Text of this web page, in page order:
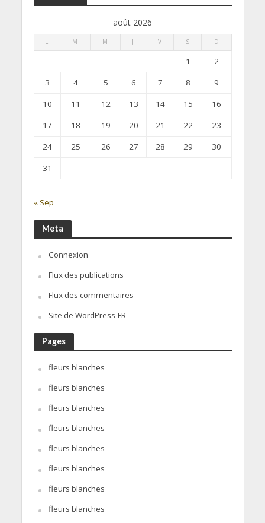
août 2026
L M M J V S D
1
2
3
4 5 6 7 8
9
10
11 12 13 14 15
16
17
18 19 20 21 22
23
24
25 26 27 28 29
30
31
« Sep
Meta
Connexion
Flux des publications
Flux des commentaires
Site de WordPress-FR
Pages
fleurs blanches
fleurs blanches
fleurs blanches
fleurs blanches
fleurs blanches
fleurs blanches
fleurs blanches
fleurs blanches